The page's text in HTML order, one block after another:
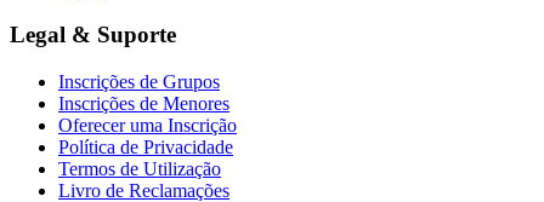
Legal & Suporte
Inscrições de Grupos
Inscrições de Menores
Oferecer uma Inscrição
Política de Privacidade
Termos de Utilização
Livro de Reclamações